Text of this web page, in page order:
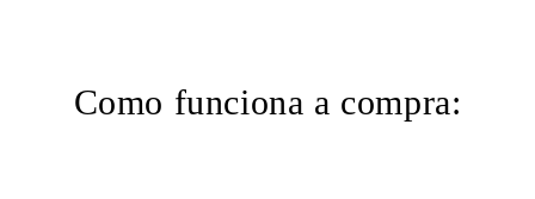
Como funciona a compra: